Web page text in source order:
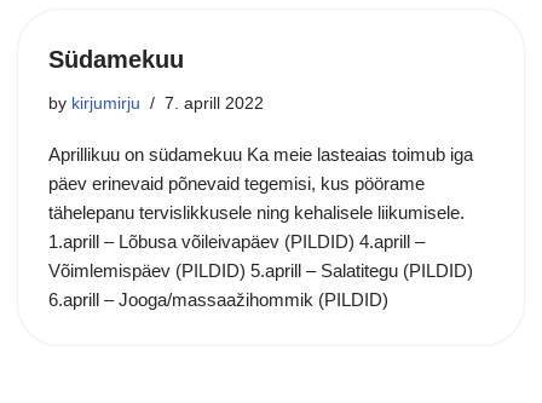
Südamekuu
by kirjumirju 7. aprill 2022
Aprillikuu on südamekuu Ka meie lasteaias toimub iga
päev erinevaid põnevaid tegemisi, kus pöörame
tähelepanu tervislikkusele ning kehalisele liikumisele.
1.aprill – Lõbusa võileivapäev (PILDID) 4.aprill –
Võimlemispäev (PILDID) 5.aprill – Salatitegu (PILDID)
6.aprill – Jooga/massaažihommik (PILDID)